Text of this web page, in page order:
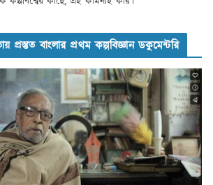
প্রস্তুত বাংলার প্রথম কল্পবিজ্ঞান ডকুমেন্টরি